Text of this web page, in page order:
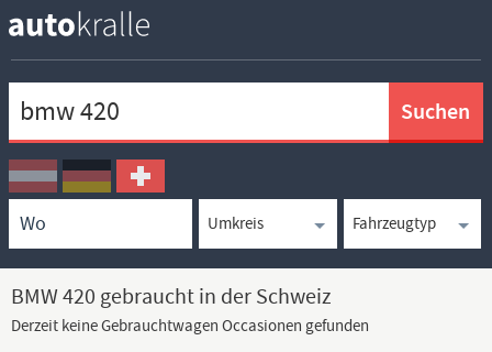
Ortssuche
Umkreissuche
Typsuche
BMW 420 gebraucht in der Schweiz
Derzeit keine Gebrauchtwagen Occasionen gefunden